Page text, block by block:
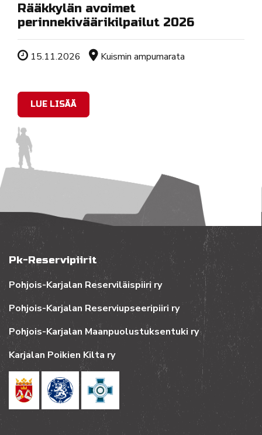
Rääkkylän avoimet
perinnekiväärikilpailut 2026
Tapahtuman ajankohta
15.11.2026 Sijainti
Kuismin ampumarata
LUE LISÄÄ
Pk-Reservipiirit
Pohjois-Karjalan Reserviläispiiri ry
Pohjois-Karjalan Reserviupseeripiiri ry
Pohjois-Karjalan Maanpuolustuksentuki ry
Karjalan Poikien Kilta ry